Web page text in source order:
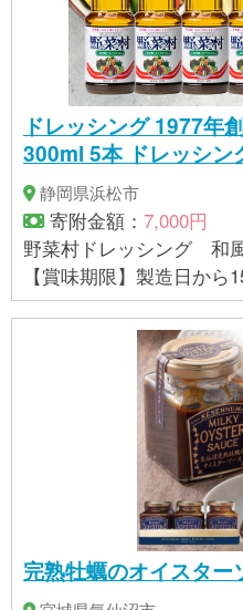
ドレッシング 1977年
300ml 5本 ドレッシン
静岡県浜松市
寄附金額： 7,000円
野菜村ドレッシング 和
【賞味期限】製造日か
完熟牡蠣のオイスタ